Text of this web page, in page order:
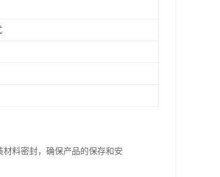
料密封，确保产品的保存和安